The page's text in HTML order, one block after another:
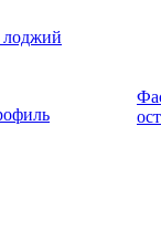
лоджий